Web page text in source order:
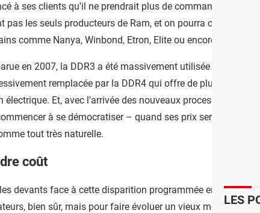
à ses clients qu'il ne prendrait plus de commandes dès la
pas les seuls producteurs de Ram, et on pourra compter
comme Nanya, Winbond, Etron, Elite ou encore Micron.
en 2007, la DDR3 a été massivement utilisée dans les
remplacée par la DDR4 qui offre de plus grandes
Et, avec l'arrivée des nouveaux processeurs Intel
à se démocratiser – quand ses prix seront
tout très naturelle.
coût
devants face à cette disparition programmée en achetant
bien sûr, mais pour faire évoluer un vieux modèle – de
LES